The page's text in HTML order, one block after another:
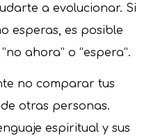
a evolucionar. Si
esperas, es posible
ahora” o “espera”.
no comparar tus
otras personas.
espiritual y sus